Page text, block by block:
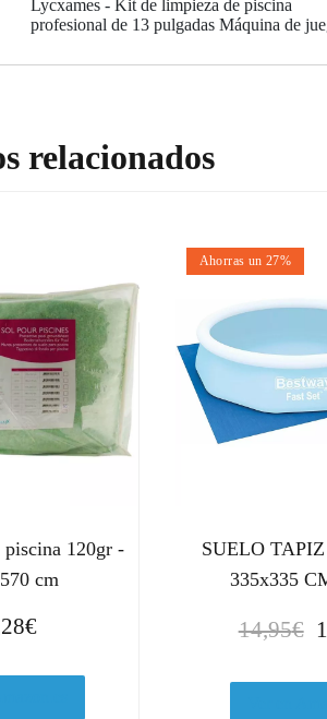
Lycxames - Kit de limpieza de piscina
profesional de 13 pulgadas Máquina de
Herramienta de
relacionados
120gr -
cm
€
Ahorras un 27%
SUELO
335x335
14,95€
p